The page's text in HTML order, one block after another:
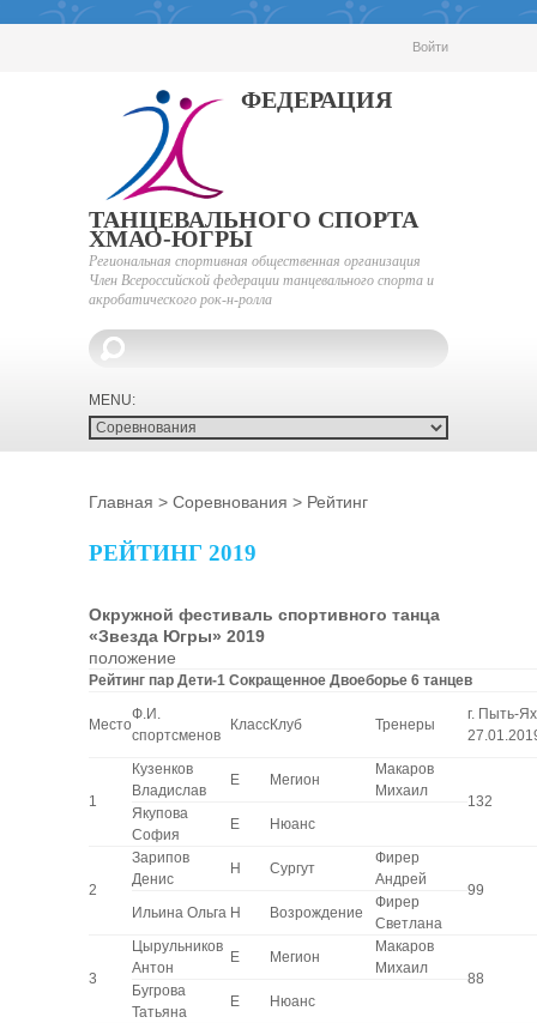
Войти
ФЕДЕРАЦИЯ
ТАНЦЕВАЛЬНОГО СПОРТА
ХМАО-ЮГРЫ
Региональная спортивная общественная организация
Член Всероссийской федерации танцевального спорта и
акробатического рок-н-ролла
Главная > Соревнования > Рейтинг
РЕЙТИНГ 2019
Окружной фестиваль спортивного танца
«Звезда Югры» 2019
положение
Рейтинг пар Дети-1 Сокращенное Двоеборье 6 танцев
Место
Ф.И.
спортсменов
КлассКлуб Тренеры
г. Пыть-Ях
1
Кузенков
Владислав
E Мегион
Макаров
Михаил
132
Якупова
София
E Нюанс
2
Зарипов
Денис
H Сургут
Фирер
Андрей
99
Ильина Ольга H Возрождение
Фирер
Светлана
3
Цырульников
Антон
E Мегион
Макаров
Михаил
88
Бугрова
Татьяна
E Нюанс